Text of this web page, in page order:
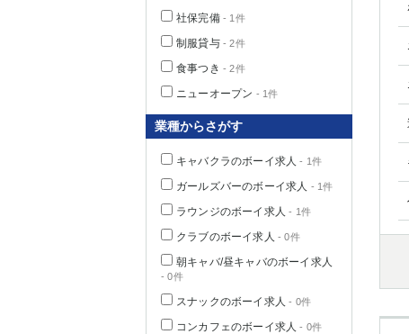
社保完備- 1件
制服貸与- 2件
食事つき - 2件
ニューオープン - 1件
業種からさがす
キャバクラのボーイ求人 - 1件
ガールズバーのボーイ求人 - 1件
ラウンジのボーイ求人 - 1件
クラブのボーイ求人 - 0件
朝キャバ/昼キャバのボーイ求人
- 0件
スナックのボーイ求人 - 0件
コンカフェのボーイ求人 - 0件
千葉県